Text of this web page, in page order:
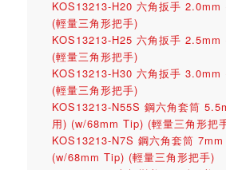
KOS13213-H20 六角扳手
(輕量三角形把手)
KOS13213-H25 六角扳手
(輕量三角形把手)
KOS13213-H30 六角扳手
(輕量三角形把手)
KOS13213-N55S 鋼六角套筒
用) (w/68mm Tip) (輕量三角形把
KOS13213-N7S 鋼六角套筒
(w/68mm Tip) (輕量三角形把手)